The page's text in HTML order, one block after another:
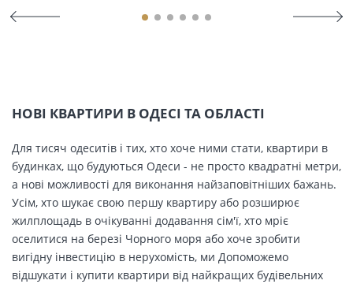
НОВІ КВАРТИРИ В ОДЕСІ ТА ОБЛАСТІ
Для тисяч одеситів і тих, хто хоче ними стати, квартири в
будинках, що будуються Одеси - не просто квадратні метри,
а нові можливості для виконання найзаповітніших бажань.
Усім, хто шукає свою першу квартиру або розширює
жилплощадь в очікуванні додавання сім'ї, хто мріє
оселитися на березі Чорного моря або хоче зробити
вигідну інвестицію в нерухомість, ми Допоможемо
відшукати і купити квартири від найкращих будівельних